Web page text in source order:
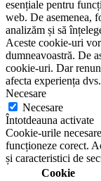
esențiale pentru
web. De asemenea,
analizăm și să
Aceste cookie-uri
dumneavoastră. De
cookie-uri. Dar
afecta experiența
Necesare
Necesare
Întotdeauna activate
Cookie-urile
funcționeze corect.
și caracteristici de
Cookie